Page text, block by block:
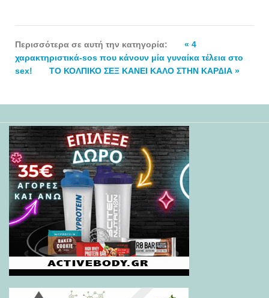
Περισσότερα σε αυτή την κατηγορία:
« 4
χαρακτηριστικά-sos που κάνουν μία γυναίκα τέλεια στο
sex!
ΤΟ ΚΟΛΠΙΚΟ ΣΕΞ ΚΑΝΕΙ ΚΑΛΟ ΣΤΗΝ ΚΑΡ∆ΙΑ »